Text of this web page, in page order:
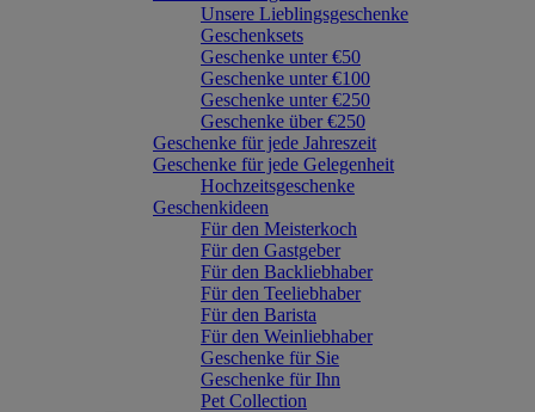
Unsere Lieblingsgeschenke
Geschenksets
Geschenke unter €50
Geschenke unter €100
Geschenke unter €250
Geschenke über €250
Geschenke für jede Jahreszeit
Geschenke für jede Gelegenheit
Hochzeitsgeschenke
Geschenkideen
Für den Meisterkoch
Für den Gastgeber
Für den Backliebhaber
Für den Teeliebhaber
Für den Barista
Für den Weinliebhaber
Geschenke für Sie
Geschenke für Ihn
Pet Collection